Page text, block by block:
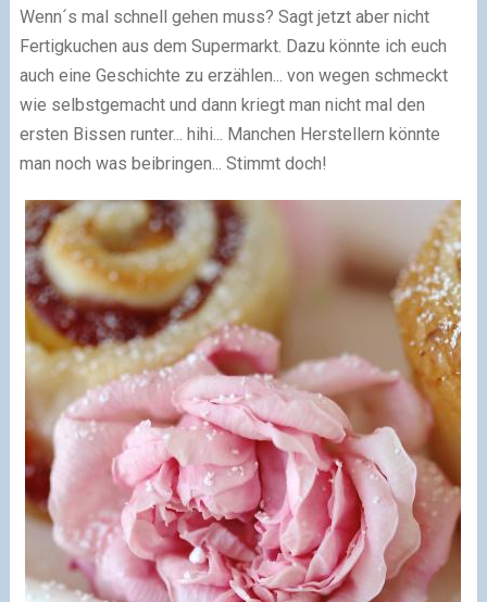
Wenn´s mal schnell gehen muss? Sagt jetzt aber nicht
Fertigkuchen aus dem Supermarkt. Dazu könnte ich euch
auch eine Geschichte zu erzählen... von wegen schmeckt
wie selbstgemacht und dann kriegt man nicht mal den
ersten Bissen runter... hihi... Manchen Herstellern könnte
man noch was beibringen... Stimmt doch!